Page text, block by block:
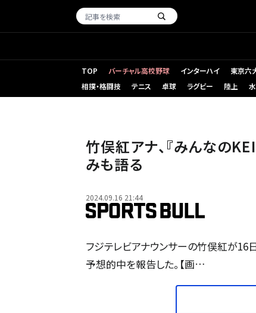
TOP バーチャル高校野球 インターハイ 東京六
相撲・格闘技
テニス 卓球 ラグビー 陸上
竹俣紅アナ、『みんなの
みも語る
2024.09.16 21:44
フジテレビアナウンサーの竹俣紅が16
予想的中を報告した。【画…